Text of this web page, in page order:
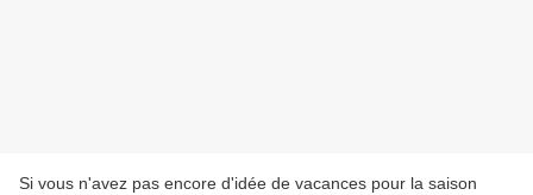
Si vous n'avez pas encore d'idée de vacances pour la saison